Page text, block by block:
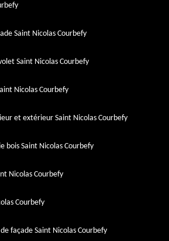
Saint Nicolas Courbefy
Saint Nicolas Courbefy
Nicolas Courbefy
et extérieur Saint Nicolas Courbefy
bois Saint Nicolas Courbefy
Nicolas Courbefy
Courbefy
façade Saint Nicolas Courbefy